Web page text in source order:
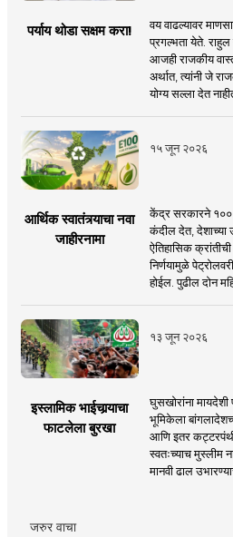
पर्याय थोडा सक्षम करा!
वय वाढल्यावर
प्रगल्भता येते. राहुल
आजही राजकीय
अर्थात, त्यांनी जे
योग्य सल्ला देत
१५ जून २०२६
आर्थिक स्वातंत्र्याचा नवा
जाहीरनामा
केंद्र सरकारने १००
कंदील देत, देशाच्या
ऐतिहासिक
निर्णयामुळे
होईल. पुढील दोन
१३ जून २०२६
इस्लामिक भाईचार्‍याचा
फाटलेला बुरखा
घुसखोरांना मायदेशी
भूमिकेला
आणि इतर
स्वतःच्याच मुस्लीम
मानवी ढाल
जरुर वाचा